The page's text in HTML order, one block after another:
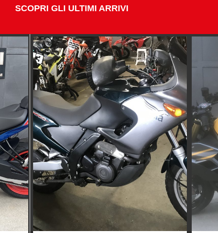
SCOPRI GLI ULTIMI ARRIVI